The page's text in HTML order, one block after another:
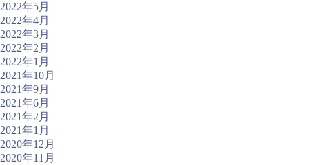
2022年5月
2022年4月
2022年3月
2022年2月
2022年1月
2021年10月
2021年9月
2021年6月
2021年2月
2021年1月
2020年12月
2020年11月